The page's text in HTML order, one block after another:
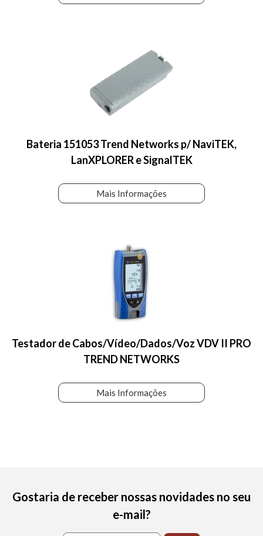
Bateria 151053 Trend Networks p/ NaviTEK,
LanXPLORER e SignalTEK
Mais Informações
Testador de Cabos/Vídeo/Dados/Voz VDV II PRO
TREND NETWORKS
Mais Informações
Gostaria de receber nossas novidades no seu
e-mail?